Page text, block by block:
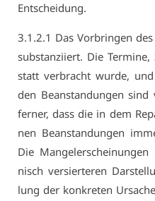
Ent­schei­dung.
3.​1.​2.​1 Das Vor­brin­gen
sub­stan­zi­iert. Die
statt ver­bracht wur­de,
den Be­an­stan­dun­gen
fer­ner, dass die in dem
nen Be­an­stan­dun­gen
Die
nisch ver­sier­te­ren
lung der kon­kre­ten